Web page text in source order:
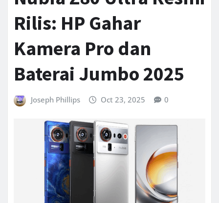
Rilis: HP Gahar
Kamera Pro dan
Baterai Jumbo 2025
Joseph Phillips Oct 23, 2025 0